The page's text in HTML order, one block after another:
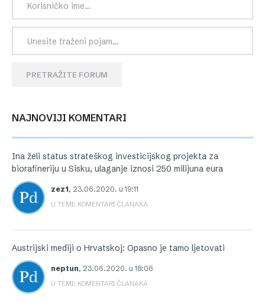
PRETRAŽITE FORUM
NAJNOVIJI KOMENTARI
Ina želi status strateškog investicijskog projekta za
biorafineriju u Sisku, ulaganje iznosi 250 milijuna eura
zez1, 23.06.2020. u 19:11
U TEMI: KOMENTARI ČLANAKA
Austrijski mediji o Hrvatskoj: Opasno je tamo ljetovati
neptun, 23.06.2020. u 18:06
U TEMI: KOMENTARI ČLANAKA